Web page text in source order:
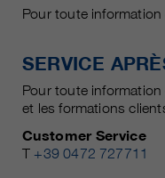
Pour toute
SERVICE
Pour toute
et les formations
Customer Service
T +39 0472 727711